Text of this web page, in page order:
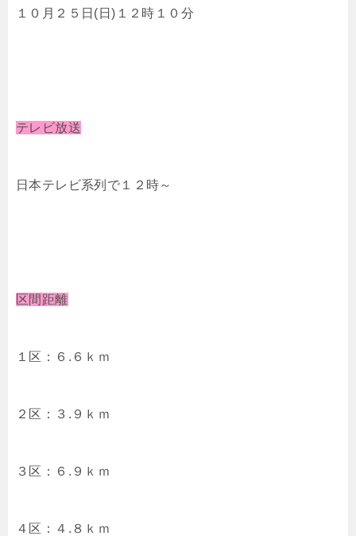
１０月２５日(日)１２時１０分
テレビ放送
日本テレビ系列で１２時～
区間距離
１区：６.６ｋｍ
２区：３.９ｋｍ
３区：６.９ｋｍ
４区：４.８ｋｍ